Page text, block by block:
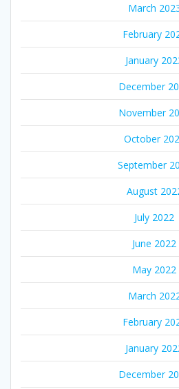
March
February
January
December
November
October
September
August
July 2022
June 2022
May 2022
March
February
January
December